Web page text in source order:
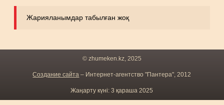
Жарияланымдар табылған жоқ
© zhumeken.kz, 2025
Создание сайта – Интернет-агентство "Пантера", 2012
Жаңарту күні: 3 қараша 2025